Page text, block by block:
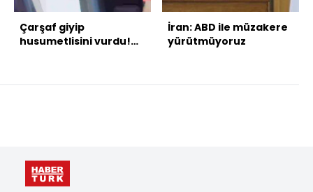
Çarşaf giyip
husumetlisini vurdu!
İran: ABD ile müzakere
yürütmüyoruz